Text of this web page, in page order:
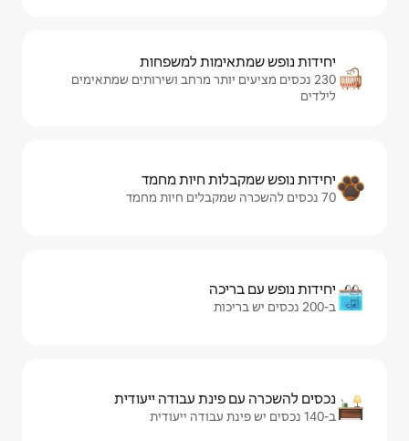
למשפחות
יותר מרחב ושירותים שמתאימים
חיות מחמד
עבודה ייעודית